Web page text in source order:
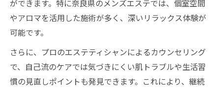
ができます。特に奈良県のメンズエステでは、個室空間
やアロマを活用した施術が多く、深いリラックス体験が
可能です。
さらに、プロのエステティシャンによるカウンセリング
で、自己流のケアでは気づきにくい肌トラブルや生活習
慣の見直しポイントも発見できます。これにより、継続